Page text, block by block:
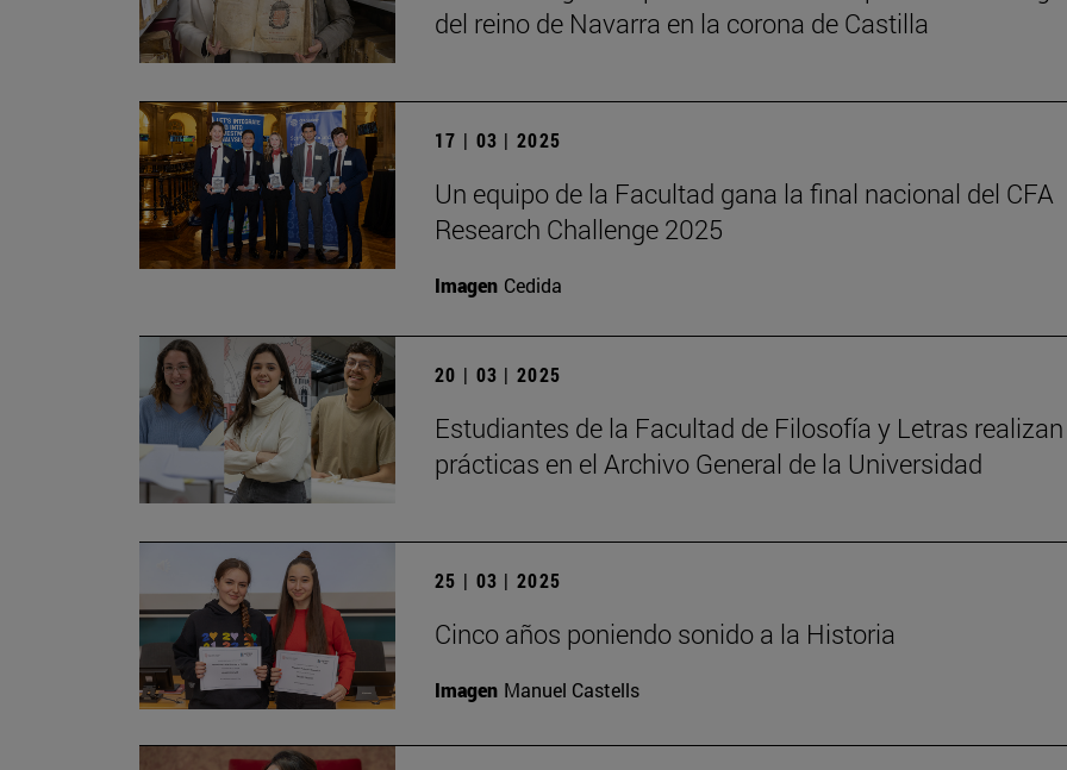
del reino de Navarra en la corona de Castilla
17 | 03 | 2025
Un equipo de la Facultad gana la final nacional del CFA
Research Challenge 2025
Imagen Cedida
20 | 03 | 2025
Estudiantes de la Facultad de Filosofía y Letras realizan
prácticas en el Archivo General de la Universidad
25 | 03 | 2025
Cinco años poniendo sonido a la Historia
Imagen Manuel Castells